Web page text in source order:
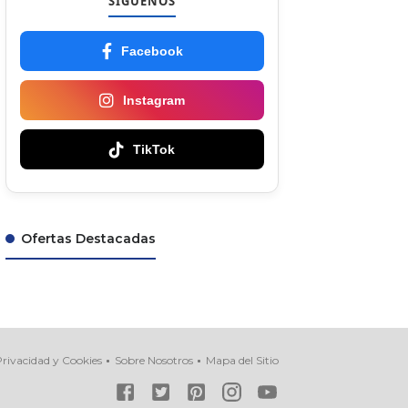
Facebook
Instagram
TikTok
Ofertas Destacadas
y Cookies Sobre Nosotros Mapa del Sitio